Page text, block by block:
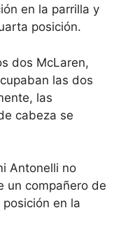
en la parrilla y
posición.
dos McLaren,
las dos
las
cabeza se
Antonelli no
un compañero de
en la